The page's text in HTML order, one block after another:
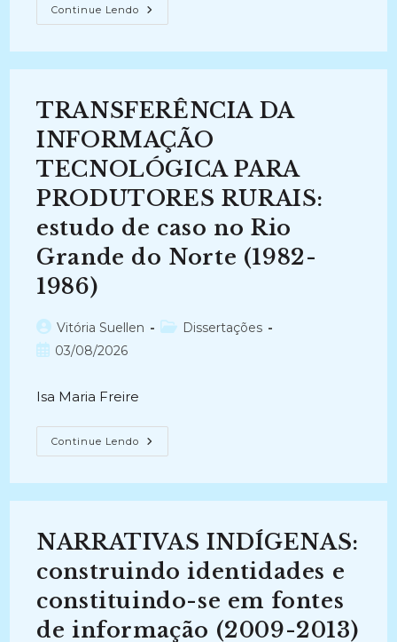
Continue Lendo REPRESENTAÇÃO
TEMÁTICA
Acerca
Especificidades
Arquivísticas
(2020-
2023)
TRANSFERÊNCIA DA
INFORMAÇÃO
TECNOLÓGICA PARA
PRODUTORES RURAIS:
estudo de caso no Rio
Grande do Norte (1982-
1986)
Autor
do
Vitória Suellen
Categoria
Dissertações
Post03/08/2026
Isa Maria Freire
Continue Lendo TRANSFERÊNCIA
DA
PRODUTORES
De
Caso
No
Rio
Grande
Do
(1982-
NARRATIVAS INDÍGENAS:
construindo identidades e
constituindo-se em fontes
de informação (2009-2013)